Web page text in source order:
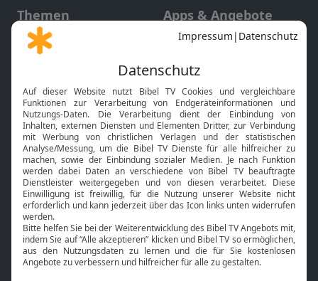
Themen
Gott und Bibel erklärt
Neuigkeiten
Apps & Angebote
Mobile App
Smart TV
HbbTV
Bibelthek Online-Bibel
Nächster Gottesdienst
Bibel TV
Über uns
Jobs
Service
Kontakt
TV-Empfang